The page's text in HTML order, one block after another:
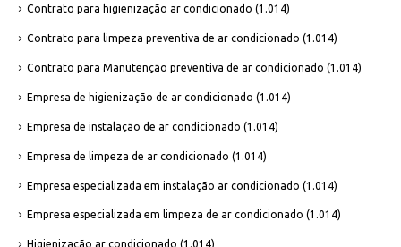
Contrato para higienização ar condicionado (1.014)
Contrato para limpeza preventiva de ar condicionado (1.014)
Contrato para Manutenção preventiva de ar condicionado (1.014)
Empresa de higienização de ar condicionado (1.014)
Empresa de instalação de ar condicionado (1.014)
Empresa de limpeza de ar condicionado (1.014)
Empresa especializada em instalação ar condicionado (1.014)
Empresa especializada em limpeza de ar condicionado (1.014)
Higienização ar condicionado (1.014)